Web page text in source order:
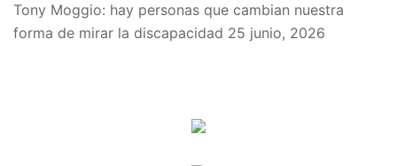
Tony Moggio: hay personas que cambian nuestra
forma de mirar la discapacidad 25 junio, 2026